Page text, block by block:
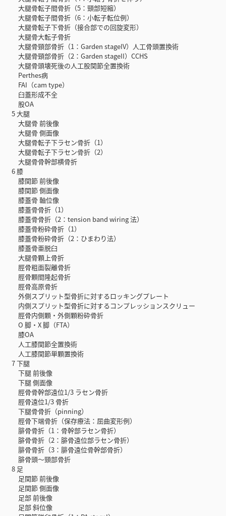
大腿骨転子間骨折（5：頸部短縮）
大腿骨転子間骨折（6：小転子転位例）
大腿骨転子下骨折（接合部での回旋変形）
大腿骨大転子骨折
大腿骨頸部骨折（1：Garden stageIV）人工骨頭置換術
大腿骨頸部骨折（2：Garden stageII）CCHS
大腿骨頭壊死後の人工股関節全置換術
Perthes病
FAI（cam type）
臼蓋形成不全
股OA
5 大腿
大腿骨 前後像
大腿骨 側面像
大腿骨転子下ラセン骨折（1）
大腿骨転子下ラセン骨折（2）
大腿骨骨幹部横骨折
6 膝
膝関節 前後像
膝関節 側面像
膝蓋骨 軸位像
膝蓋骨骨折（1）
膝蓋骨骨折（2：tension band wiring 法）
膝蓋骨粉砕骨折（1）
膝蓋骨粉砕骨折（2：ひまわり法）
膝蓋骨亜脱臼
大腿骨顆上骨折
脛骨粗面裂離骨折
脛骨顆間隆起骨折
脛骨高原骨折
外側スプリット型骨折に対するロッキングプレート
内側スプリット型骨折に対するコンプレッションスクリュー
脛骨内側顆・外側顆粉砕骨折
O 脚・X 脚（FTA）
膝OA
人工膝関節全置換術
人工膝関節単顆置換術
7 下腿
下腿 前後像
下腿 側面像
脛骨骨幹部遠位1/3 ラセン骨折
脛骨遠位1/3 骨折
下腿骨骨折（pinning）
脛骨下端骨折（保存療法：屈曲変形例）
腓骨骨折（1：骨幹部ラセン骨折）
腓骨骨折（2：腓骨遠位部ラセン骨折）
腓骨骨折（3：腓骨遠位骨幹部骨折）
腓骨頭～頸部骨折
8 足
足関節 前後像
足関節 側面像
足部 前後像
足部 斜位像